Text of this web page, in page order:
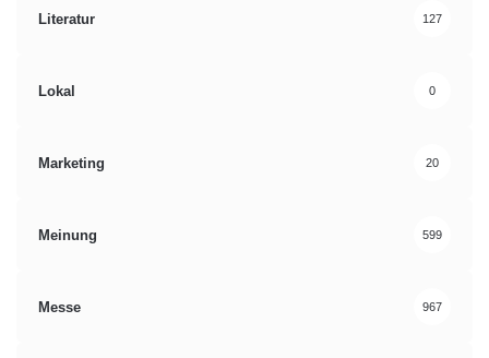
Literatur 127
Lokal 0
Marketing 20
Meinung 599
Messe 967